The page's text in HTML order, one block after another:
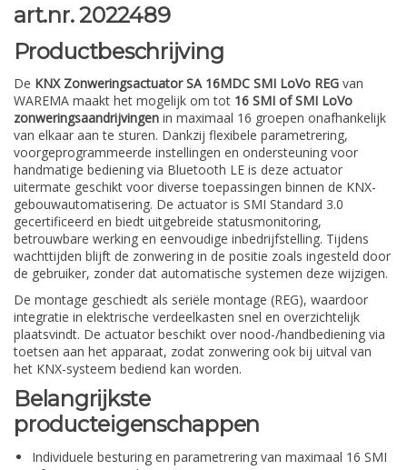
art.nr. 2022489
Productbeschrijving
De KNX Zonweringsactuator SA 16MDC SMI LoVo REG van
WAREMA maakt het mogelijk om tot 16 SMI of SMI LoVo
zonweringsaandrijvingen in maximaal 16 groepen onafhankelijk
van elkaar aan te sturen. Dankzij flexibele parametrering,
voorgeprogrammeerde instellingen en ondersteuning voor
handmatige bediening via Bluetooth LE is deze actuator
uitermate geschikt voor diverse toepassingen binnen de KNX-
gebouwautomatisering. De actuator is SMI Standard 3.0
gecertificeerd en biedt uitgebreide statusmonitoring,
betrouwbare werking en eenvoudige inbedrijfstelling. Tijdens
wachttijden blijft de zonwering in de positie zoals ingesteld door
de gebruiker, zonder dat automatische systemen deze wijzigen.
De montage geschiedt als seriële montage (REG), waardoor
integratie in elektrische verdeelkasten snel en overzichtelijk
plaatsvindt. De actuator beschikt over nood-/handbediening via
toetsen aan het apparaat, zodat zonwering ook bij uitval van
het KNX-systeem bediend kan worden.
Belangrijkste
producteigenschappen
Individuele besturing en parametrering van maximaal 16 SMI